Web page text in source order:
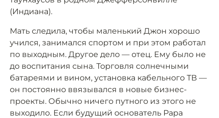
(Индиана).
Мать следила, чтобы маленький Джон хорошо
учился, занимался спортом и при этом работал
по выходным. Другое дело — отец. Ему было не
до воспитания сына. Торговля солнечными
батареями и вином, установка кабельного ТВ —
он постоянно ввязывался в новые бизнес-
проекты. Обычно ничего путного из этого не
выходило. Если будущий основатель Papa